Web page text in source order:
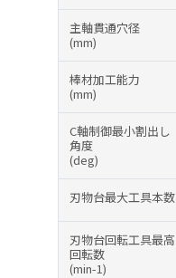
主軸貫通穴径
(mm)
棒材加工能力
(mm)
C軸制御最小割出し
角度
(deg)
刃物台最大工具本数
刃物台回転工具最高
回転数
(min-1)